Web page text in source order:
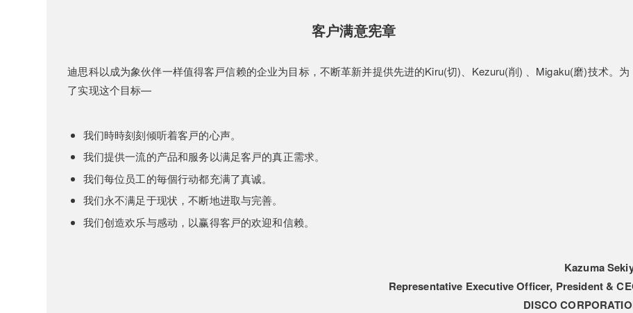
客户满意宪章
迪思科以成为象伙伴一样值得客戸信赖的企业为目标，不断革新并提供先进的Kiru(切)、Kezuru(削) 、Migaku(磨)技术。为
了实现这个目标—
我们時時刻刻倾听着客戸的心声。
我们提供一流的产品和服务以满足客戸的真正需求。
我们每位员工的毎個行动都充满了真诚。
我们永不满足于现状，不断地进取与完善。
我们创造欢乐与感动，以赢得客戸的欢迎和信赖。
Kazuma
Representative Executive Officer, President &
DISCO